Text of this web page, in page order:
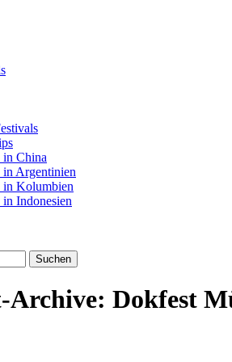
in China
in Argentinien
in Kolumbien
in Indonesien
Archive: Dokfest